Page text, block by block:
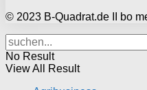
© 2023 B-Quadrat.de II bo
No Result
View All Result